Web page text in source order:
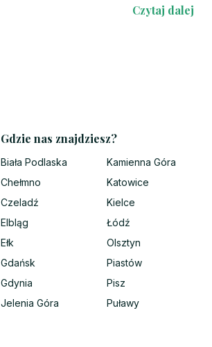
Czytaj dalej
Gdzie nas znajdziesz?
Biała Podlaska
Chełmno
Czeladź
Elbląg
Ełk
Gdańsk
Gdynia
Jelenia Góra
Kamienna Góra
Katowice
Kielce
Łódź
Olsztyn
Piastów
Pisz
Puławy